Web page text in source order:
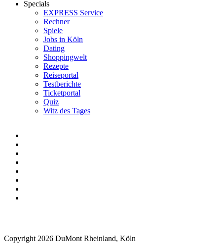
Specials
EXPRESS Service
Rechner
Spiele
Jobs in Köln
Dating
Shoppingwelt
Rezepte
Reiseportal
Testberichte
Ticketportal
Quiz
Witz des Tages
Copyright 2026 DuMont Rheinland, Köln